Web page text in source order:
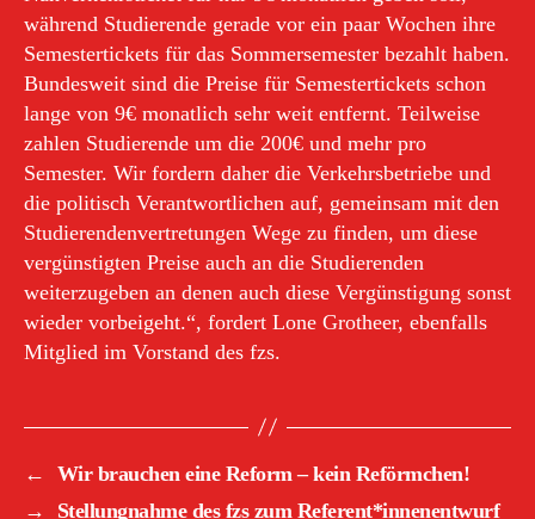
während Studierende gerade vor ein paar Wochen ihre
Semestertickets für das Sommersemester bezahlt haben.
Bundesweit sind die Preise für Semestertickets schon
lange von 9€ monatlich sehr weit entfernt. Teilweise
zahlen Studierende um die 200€ und mehr pro
Semester. Wir fordern daher die Verkehrsbetriebe und
die politisch Verantwortlichen auf, gemeinsam mit den
Studierendenvertretungen Wege zu finden, um diese
vergünstigten Preise auch an die Studierenden
weiterzugeben an denen auch diese Vergünstigung sonst
wieder vorbeigeht.“, fordert Lone Grotheer, ebenfalls
Mitglied im Vorstand des fzs.
←
Wir brauchen eine Reform – kein Reförmchen!
→
Stellungnahme des fzs zum Referent*innenentwurf